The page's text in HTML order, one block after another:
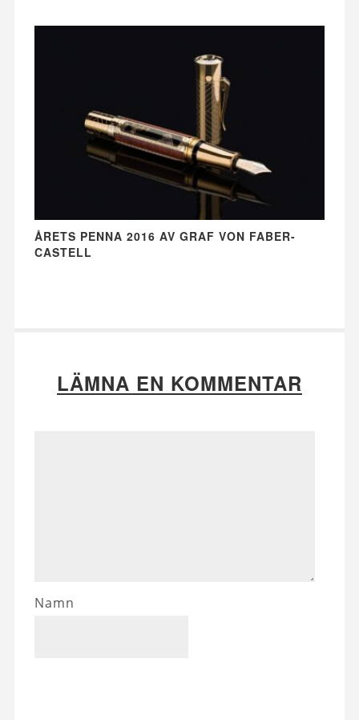
ÅRETS PENNA 2016 AV GRAF VON FABER-
CASTELL
LÄMNA EN KOMMENTAR
Namn